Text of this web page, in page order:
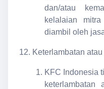
dan/atau
kelalaian
diambil oleh
Keterlambatan
KFC Indonesia
keterlambatan